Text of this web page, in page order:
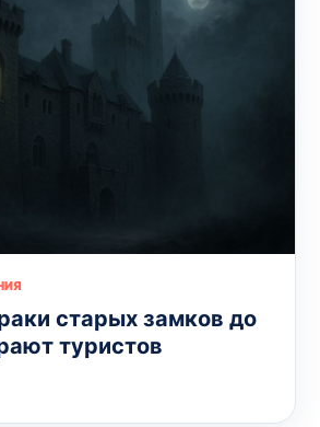
старых замков до
туристов